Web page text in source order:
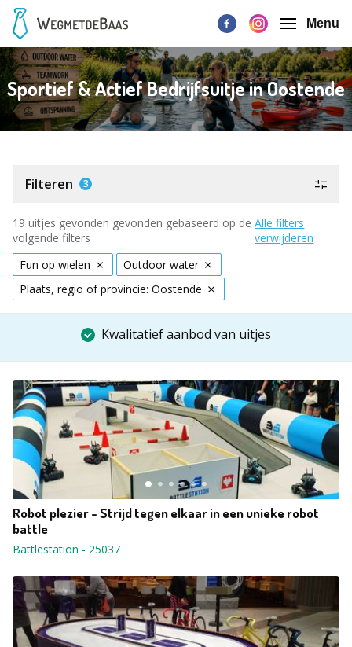
Menu
Sportief & Actief Bedrijfsuitje in Oostende
Filteren 3
19 uitjes gevonden gevonden gebaseerd op de
volgende filters
Alle filters
verwijderen
Fun op wielen
Outdoor water
Plaats, regio of provincie: Oostende
Kwalitatief aanbod van uitjes
Robot plezier - Strijd tegen elkaar in een unieke robot
battle
Battlestation - 25037